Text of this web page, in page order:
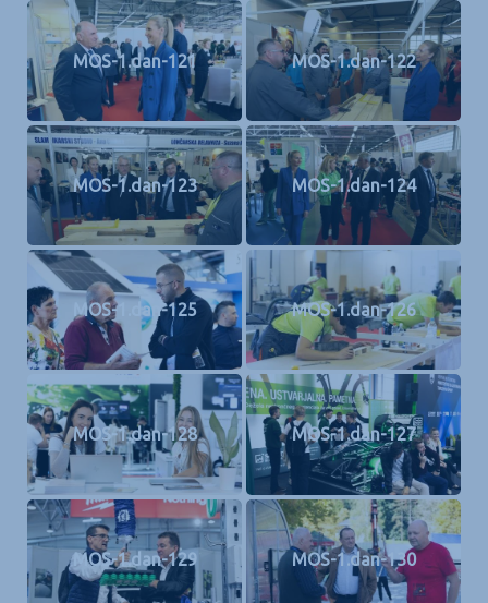
MOS-1.dan-121 MOS-1.dan-122
MOS-1.dan-123 MOS-1.dan-124
MOS-1.dan-125 MOS-1.dan-126
MOS-1.dan-128 MOS-1.dan-127
MOS-1.dan-129 MOS-1.dan-130